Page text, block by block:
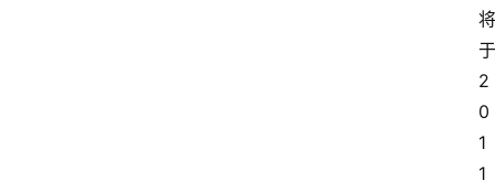
将
于
2
0
1
1